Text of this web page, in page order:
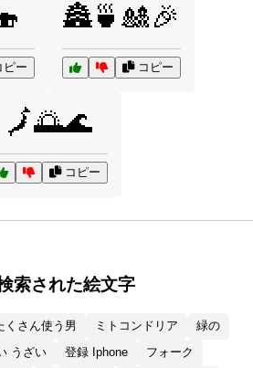
ー
🏯🍵🎎🎉
コピー
🗾🌅🌊
コピー
索された絵文字
くさん使う男 ミトコンドリア
緑の
うざい 登録 Iphone
フォーク